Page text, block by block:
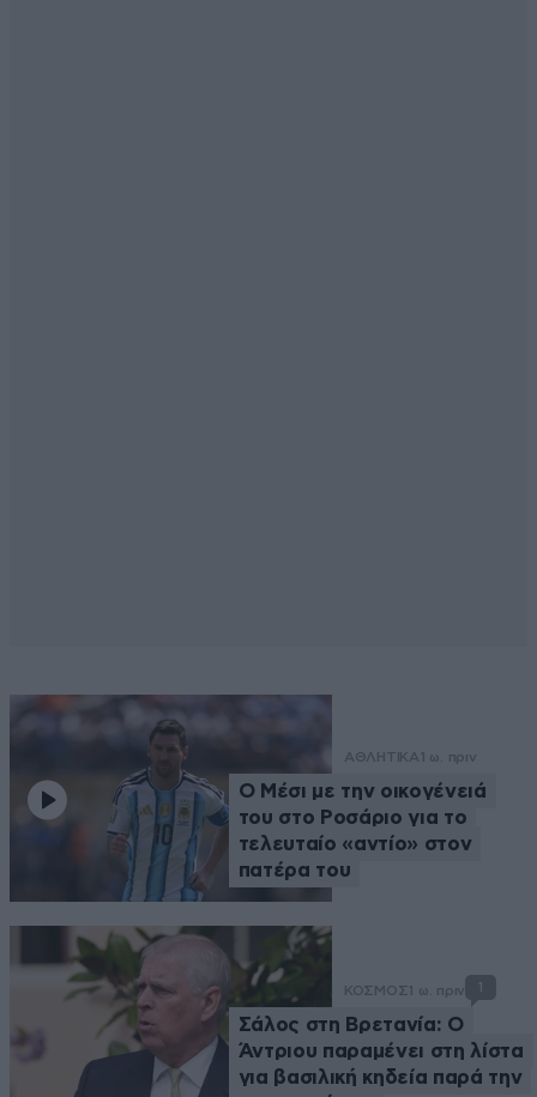
ΑΘΛΗΤΙΚΑ 1 ω. πριν
Ο Μέσι με την οικογένειά
του στο Ροσάριο για το
τελευταίο «αντίο» στον
πατέρα του
ΚΟΣΜΟΣ 1 ω. πριν 1
Σάλος στη Βρετανία: Ο
Άντριου παραμένει στη λίστα
για βασιλική κηδεία παρά την